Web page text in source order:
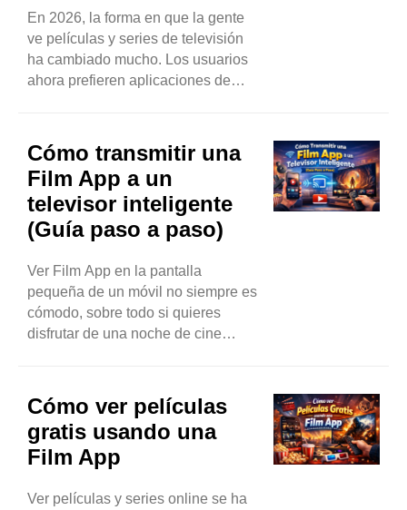
En 2026, la forma en que la gente
ve películas y series de televisión
ha cambiado mucho. Los usuarios
ahora prefieren aplicaciones de
tradicionales. Es aquí donde Film
App ha alcanzado una enorme
popularidad. Muchos usuarios
buscan formas gratuitas y sencillas
de...
Cómo transmitir una
Film App a un
televisor inteligente
(Guía paso a paso)
Ver Film App en la pantalla
pequeña de un móvil no siempre es
cómodo, sobre todo si quieres
disfrutar de una noche de cine
transmitir la Film App a un televisor
inteligente. Así se obtiene una
pantalla más grande, mejor...
Cómo ver películas
gratis usando una
Film App
Ver películas y series online se ha